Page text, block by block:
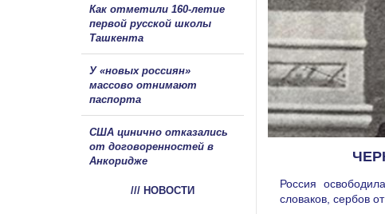
Россия
словаков, сербов
Как отметили 160-летие
первой русской школы
Ташкента
У «новых россиян»
массово отнимают
паспорта
США цинично отказались
от договоренностей в
Анкоридже
/// НОВОСТИ